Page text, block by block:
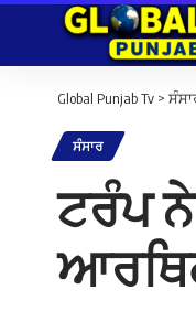
Global Punjab Tv >
ਸੰਸਾਰ
ਟਰੰਪ